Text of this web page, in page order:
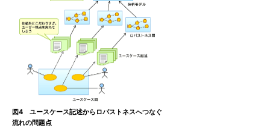
図4 ユースケース記述からロバストネスへつなぐ
流れの問題点